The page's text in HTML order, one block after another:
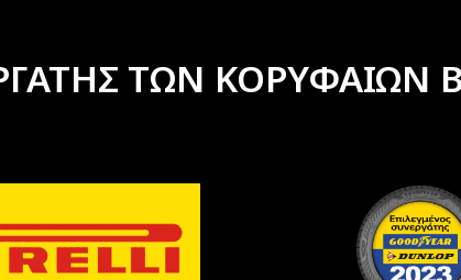
ΤΩΝ ΚΟΡΥΦΑΙΩΝ